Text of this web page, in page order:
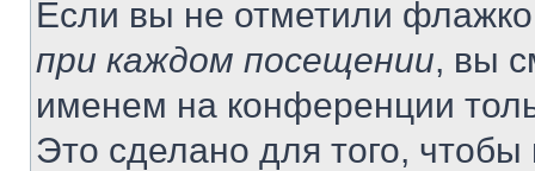
Если вы не отметили
при каждом посещении, вы
именем на конференции
Это сделано для того, чтобы